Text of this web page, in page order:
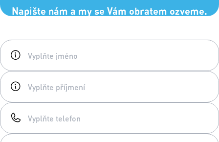
Napište nám a my se Vám obratem ozveme.